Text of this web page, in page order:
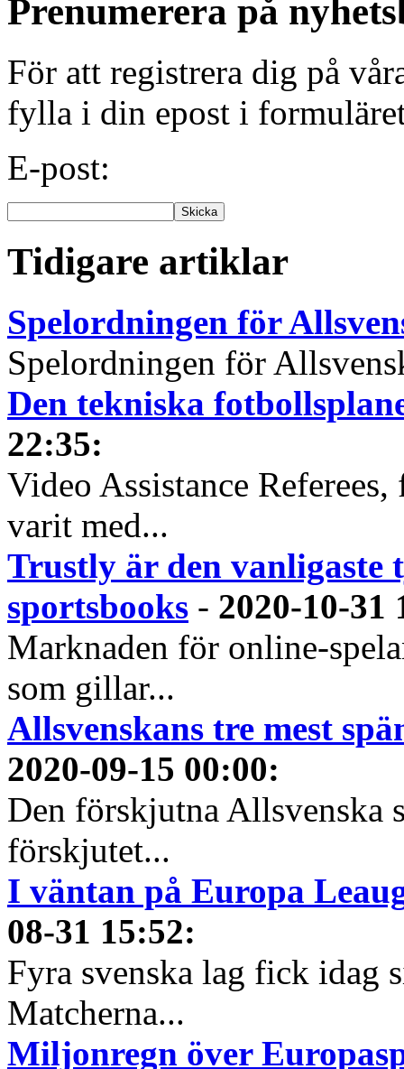
Prenumerera på
För att registrera dig på
fylla i din epost i
E-post:
Tidigare artiklar
Spelordningen för
Spelordningen för
Den tekniska
22:35:
Video Assistance
varit med...
Trustly är den vanligaste
sportsbooks - 2020-10-31
Marknaden för online-
som gillar...
Allsvenskans tre mest
2020-09-15 00:00:
Den förskjutna Allsvenska
förskjutet...
I väntan på Europa
08-31 15:52:
Fyra svenska lag fick idag
Matcherna...
Miljonregn över